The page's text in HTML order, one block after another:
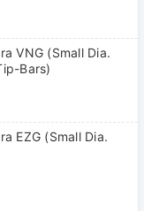
VNG (Small Dia.
Bars)
EZG (Small Dia.